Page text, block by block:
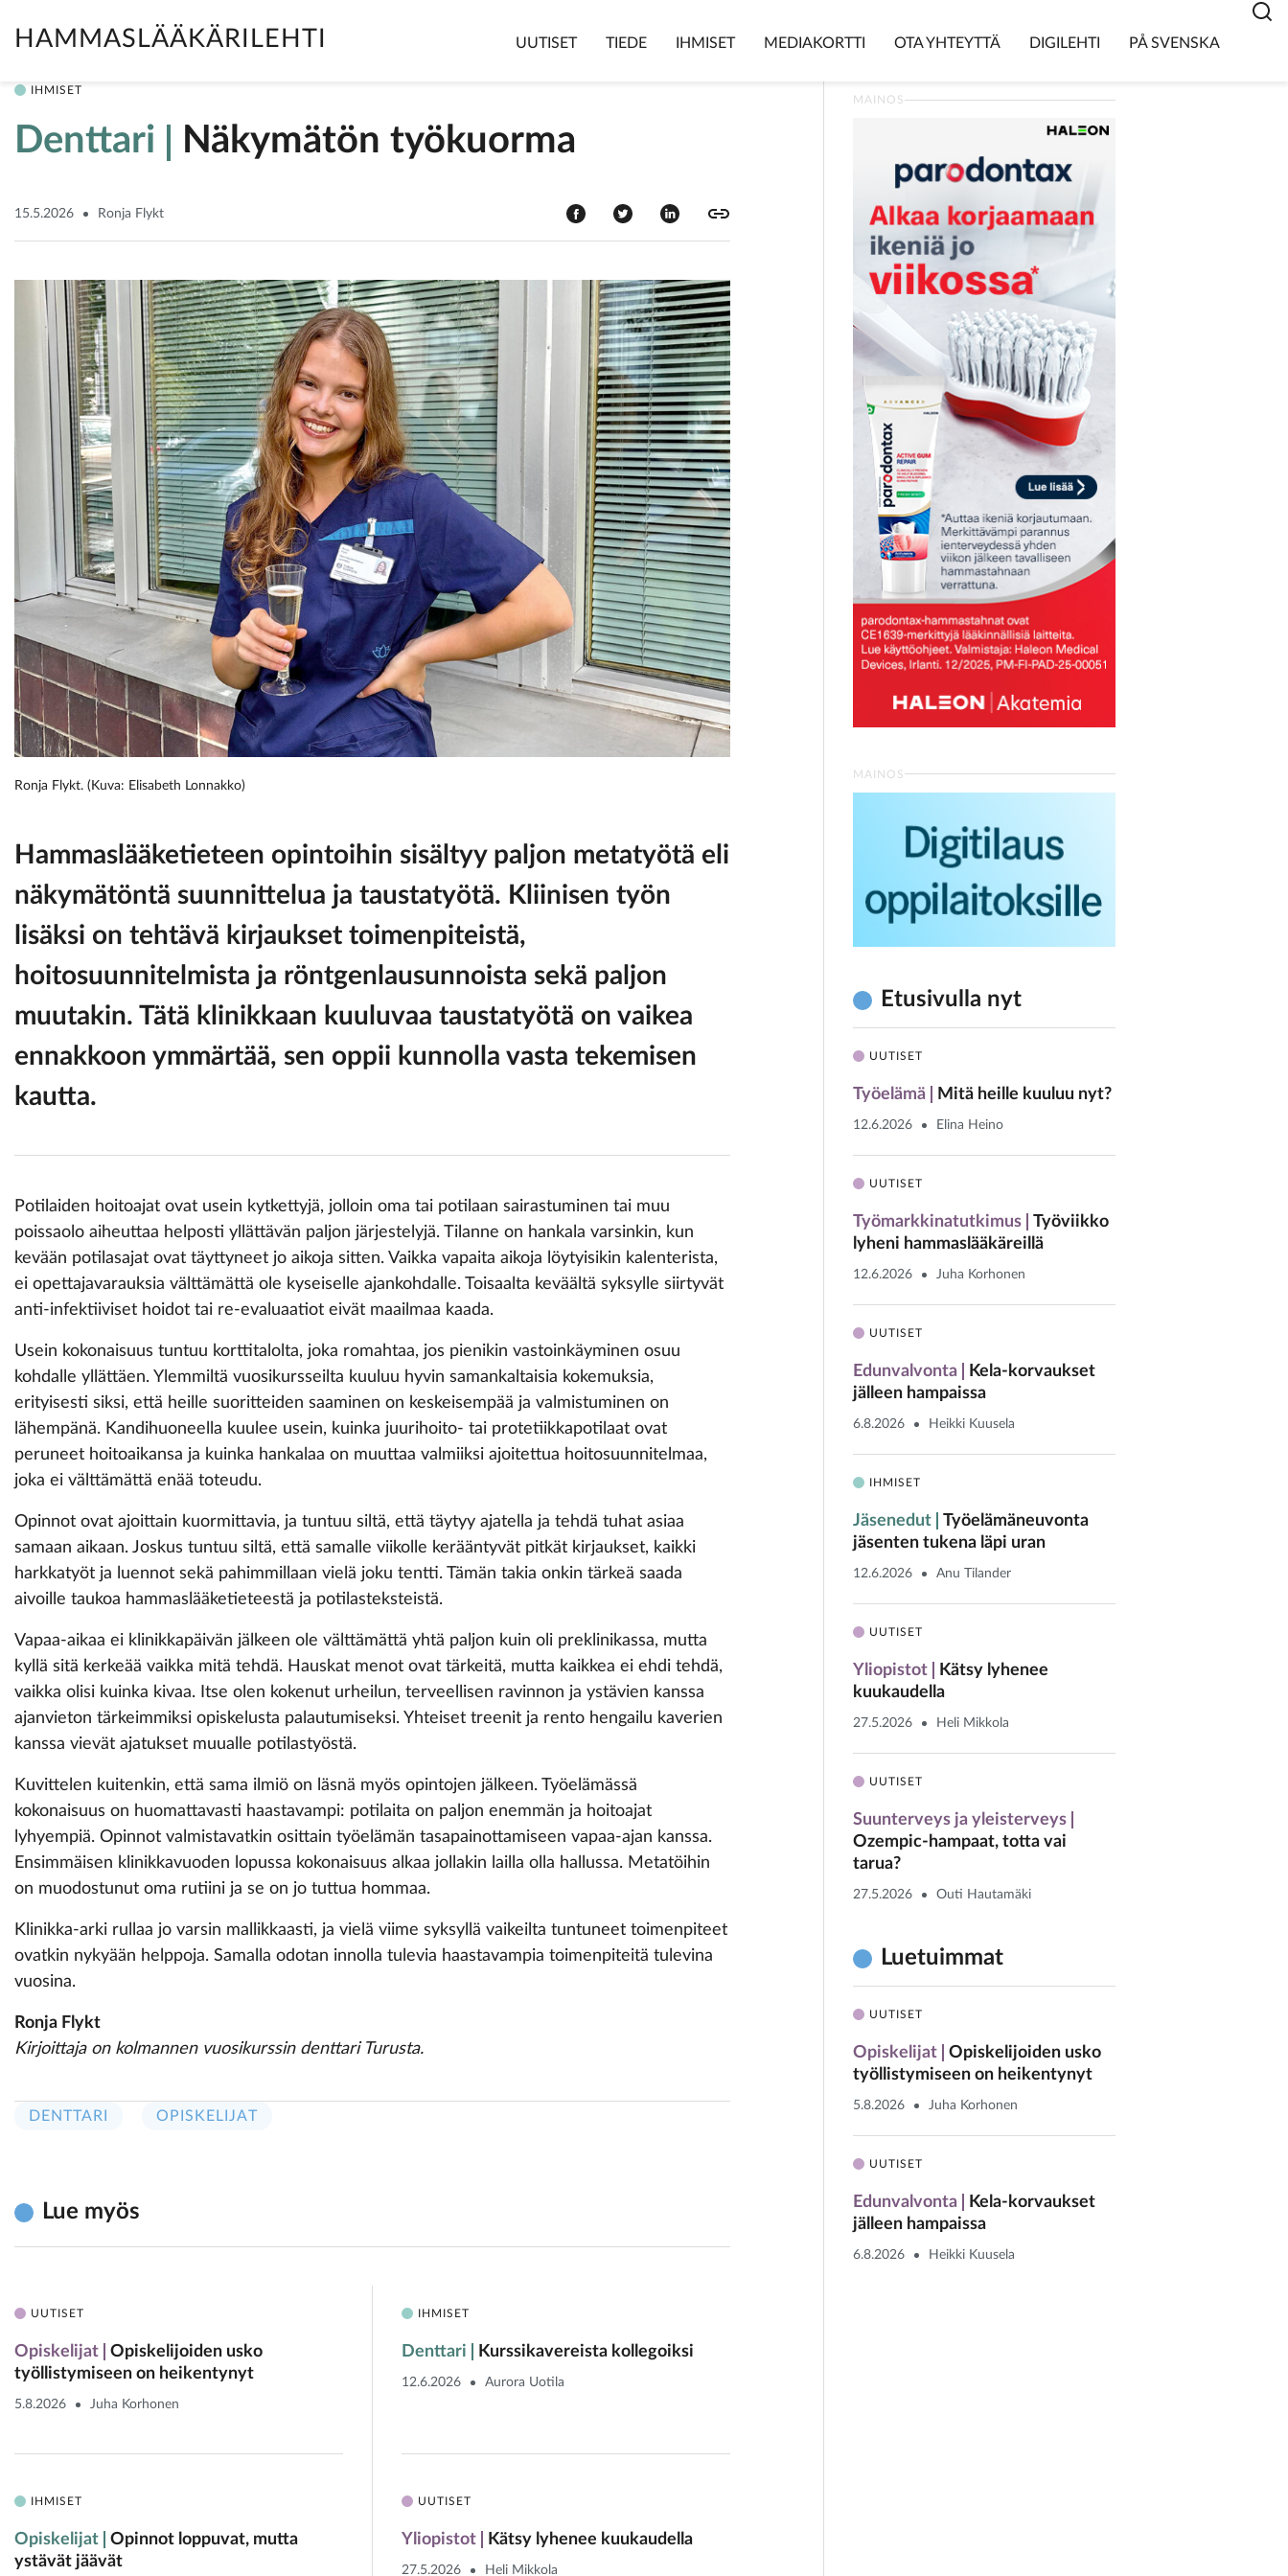
HAMMASLÄÄKÄRILEHTI UUTISET TIEDE IHMISET MEDIAKORTTI OTA YHTEYTTÄ DIGILEHTI PÅ SVENSKA
IHMISET
Denttari Näkymätön työkuorma
15.5.2026 Ronja Flykt
Ronja Flykt. (Kuva: Elisabeth Lonnakko)
Hammaslääketieteen opintoihin sisältyy paljon metatyötä eli
näkymätöntä suunnittelua ja taustatyötä. Kliinisen työn
lisäksi on tehtävä kirjaukset toimenpiteistä,
hoitosuunnitelmista ja röntgenlausunnoista sekä paljon
muutakin. Tätä klinikkaan kuuluvaa taustatyötä on vaikea
ennakkoon ymmärtää, sen oppii kunnolla vasta tekemisen
kautta.
Potilaiden hoitoajat ovat usein kytkettyjä, jolloin oma tai potilaan sairastuminen tai muu
poissaolo aiheuttaa helposti yllättävän paljon järjestelyjä. Tilanne on hankala varsinkin, kun
kevään potilasajat ovat täyttyneet jo aikoja sitten. Vaikka vapaita aikoja löytyisikin kalenterista,
ei opettajavarauksia välttämättä ole kyseiselle ajankohdalle. Toisaalta keväältä syksylle siirtyvät
anti-infektiiviset hoidot tai re-evaluaatiot eivät maailmaa kaada.
Usein kokonaisuus tuntuu korttitalolta, joka romahtaa, jos pienikin vastoinkäyminen osuu
kohdalle yllättäen. Ylemmiltä vuosikursseilta kuuluu hyvin samankaltaisia kokemuksia,
erityisesti siksi, että heille suoritteiden saaminen on keskeisempää ja valmistuminen on
lähempänä. Kandihuoneella kuulee usein, kuinka juurihoito- tai protetiikkapotilaat ovat
peruneet hoitoaikansa ja kuinka hankalaa on muuttaa valmiiksi ajoitettua hoitosuunnitelmaa,
joka ei välttämättä enää toteudu.
Opinnot ovat ajoittain kuormittavia, ja tuntuu siltä, että täytyy ajatella ja tehdä tuhat asiaa
samaan aikaan. Joskus tuntuu siltä, että samalle viikolle kerääntyvät pitkät kirjaukset, kaikki
harkkatyöt ja luennot sekä pahimmillaan vielä joku tentti. Tämän takia onkin tärkeä saada
aivoille taukoa hammaslääketieteestä ja potilasteksteistä.
Vapaa-aikaa ei klinikkapäivän jälkeen ole välttämättä yhtä paljon kuin oli preklinikassa, mutta
kyllä sitä kerkeää vaikka mitä tehdä. Hauskat menot ovat tärkeitä, mutta kaikkea ei ehdi tehdä,
vaikka olisi kuinka kivaa. Itse olen kokenut urheilun, terveellisen ravinnon ja ystävien kanssa
ajanvieton tärkeimmiksi opiskelusta palautumiseksi. Yhteiset treenit ja rento hengailu kaverien
kanssa vievät ajatukset muualle potilastyöstä.
Kuvittelen kuitenkin, että sama ilmiö on läsnä myös opintojen jälkeen. Työelämässä
kokonaisuus on huomattavasti haastavampi: potilaita on paljon enemmän ja hoitoajat
lyhyempiä. Opinnot valmistavatkin osittain työelämän tasapainottamiseen vapaa-ajan kanssa.
Ensimmäisen klinikkavuoden lopussa kokonaisuus alkaa jollakin lailla olla hallussa. Metatöihin
on muodostunut oma rutiini ja se on jo tuttua hommaa.
Klinikka-arki rullaa jo varsin mallikkaasti, ja vielä viime syksyllä vaikeilta tuntuneet toimenpiteet
ovatkin nykyään helppoja. Samalla odotan innolla tulevia haastavampia toimenpiteitä tulevina
vuosina.
Ronja Flykt
Kirjoittaja on kolmannen vuosikurssin denttari Turusta.
DENTTARI OPISKELIJAT
Lue myös
UUTISET
Opiskelijat
Opiskelijoiden usko
työllistymiseen on heikentynyt
5.8.2026 Juha Korhonen
IHMISET
Denttari Kurssikavereista kollegoiksi
12.6.2026 Aurora Uotila
IHMISET
Opiskelijat
Opinnot loppuvat, mutta
ystävät jäävät
UUTISET
Yliopistot Kätsy lyhenee kuukaudella
27.5.2026 Heli Mikkola
MAINOS
MAINOS
Etusivulla nyt
UUTISET
Työelämä Mitä heille kuuluu nyt?
12.6.2026 Elina Heino
UUTISET
Työmarkkinatutkimus
Työviikko
lyheni hammaslääkäreillä
12.6.2026 Juha Korhonen
UUTISET
Edunvalvonta
Kela-korvaukset
jälleen hampaissa
6.8.2026 Heikki Kuusela
IHMISET
Jäsenedut
Työelämäneuvonta
jäsenten tukena läpi uran
12.6.2026 Anu Tilander
UUTISET
Yliopistot
Kätsy lyhenee
kuukaudella
27.5.2026 Heli Mikkola
UUTISET
Suunterveys ja yleisterveys
Ozempic-hampaat, totta vai
tarua?
27.5.2026 Outi Hautamäki
Luetuimmat
UUTISET
Opiskelijat
Opiskelijoiden usko
työllistymiseen on heikentynyt
5.8.2026 Juha Korhonen
UUTISET
Edunvalvonta
Kela-korvaukset
jälleen hampaissa
6.8.2026 Heikki Kuusela